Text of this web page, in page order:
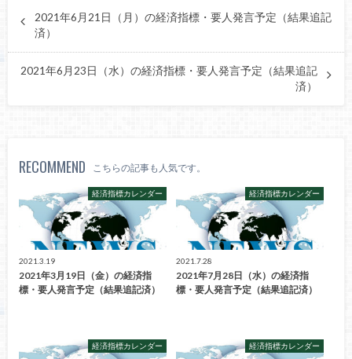
2021年6月21日（月）の経済指標・要人発言予定（結果追記
済）
2021年6月23日（水）の経済指標・要人発言予定（結果追記
済）
RECOMMEND こちらの記事も人気です。
経済指標カレンダー
2021.3.19
2021年3月19日（金）の経済指
標・要人発言予定（結果追記済）
経済指標カレンダー
2021.7.28
2021年7月28日（水）の経済指
標・要人発言予定（結果追記済）
経済指標カレンダー 経済指標カレンダー